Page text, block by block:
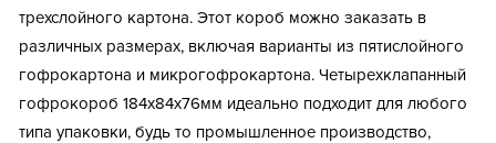
трехслойного картона. Этот короб можно заказать в
различных размерах, включая варианты из пятислойного
гофрокартона и микрогофрокартона. Четырехклапанный
гофрокороб 184х84х76мм идеально подходит для любого
типа упаковки, будь то промышленное производство,